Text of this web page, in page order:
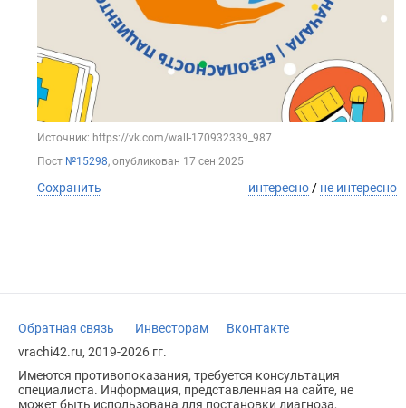
Источник: https://vk.com/wall-170932339_987
Пост №15298, опубликован 17 сен 2025
Сохранить интересно / не интересно
Обратная связь Инвесторам
Вконтакте
vrachi42.ru, 2019-2026 гг.
Имеются противопоказания, требуется консультация
специалиста. Информация, представленная на сайте, не
может быть использована для постановки диагноза,